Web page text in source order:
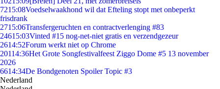
7215:08Voedselwaakhond wil dat Efteling stopt met onbeperkt
frisdrank
2715:06Transfergeruchten en contractverlenging #83
24615:03Vinted #15 nog-net-niet gratis en verzendgezeur
2614:52Forum werkt niet op Chrome
20114:36Het Grote Songfestivalfeest Ziggo Dome #5 13 november
2026
6614:34De Bondgenoten Spoiler Topic #3
Nederland